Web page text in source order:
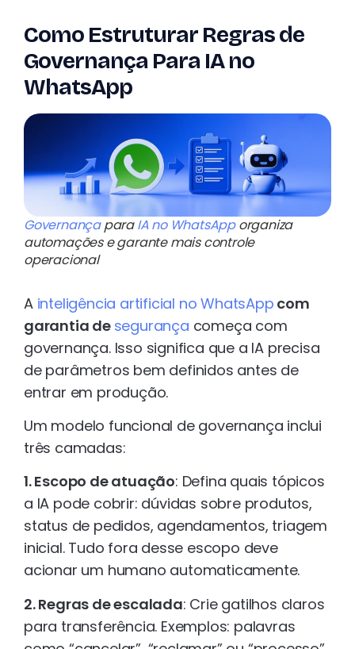
Como Estruturar Regras de
Governança Para IA no
WhatsApp
GovernançaparaIA no WhatsApporganiza
automações e garante mais controle
operacional
A inteligência artificial no WhatsApp com
garantia de segurança começa com
governança. Isso significa que a IA precisa
de parâmetros bem definidos antes de
entrar em produção.
Um modelo funcional de governança inclui
três camadas:
1. Escopo de atuação: Defina quais tópicos
a IA pode cobrir: dúvidas sobre produtos,
status de pedidos, agendamentos, triagem
inicial. Tudo fora desse escopo deve
acionar um humano automaticamente.
2. Regras de escalada: Crie gatilhos claros
para transferência. Exemplos: palavras